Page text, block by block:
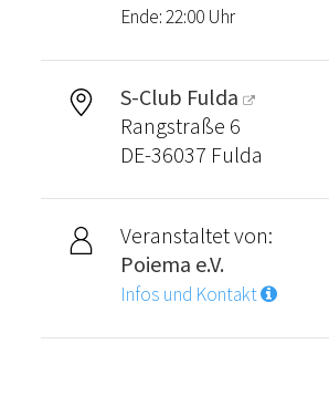
Ende: 22:00 Uhr
S-Club Fulda
Rangstraße 6
DE-36037 Fulda
Veranstaltet von:
Poiema e.V.
Infos und Kontakt